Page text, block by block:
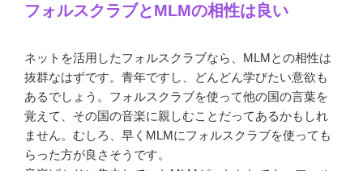
フォルスクラブとMLMの相性は良い
ネットを活用したフォルスクラブなら、MLMとの相性は
抜群なはずです。青年ですし、どんどん学びたい意欲も
あるでしょう。フォルスクラブを使って他の国の言葉を
覚えて、その国の音楽に親しむことだってあるかもしれ
ません。むしろ、早くMLMにフォルスクラブを使っても
らった方が良さそうです。